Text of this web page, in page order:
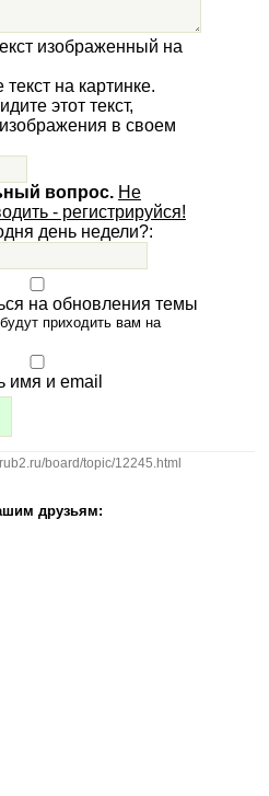
изображенный на
вопрос. Не
- регистрируйся!
день недели?:
на обновления темы
приходить вам на
имя и email
board/topic/12245.html
друзьям: